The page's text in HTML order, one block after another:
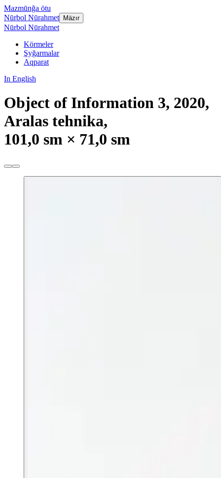
Mazmūnğa ötu
Nūrbol Nūrahmet
Mäzır
Nūrbol Nūrahmet
Körmeler
Şyğarmalar
Aqparat
In English
Object of Information 3, 2020,
Aralas tehnika,
101,0 sm × 71,0 sm